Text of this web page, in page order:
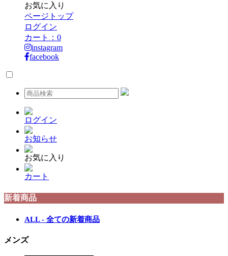
お気に入り
ページトップ
ログイン
カート： 0
instagram
facebook
ログイン
お知らせ
お気に入り
カート
新着商品
ALL - 全ての新着商品
メンズ